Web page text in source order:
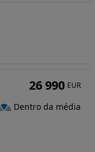
26 990 EUR
Dentro da média